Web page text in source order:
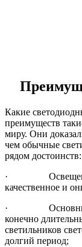
Какие
преимуществ
миру. Они
чем обычные
рядом достоинств:
· Освещение
качественное и
· Основные
конечно
светильников
долгий период;